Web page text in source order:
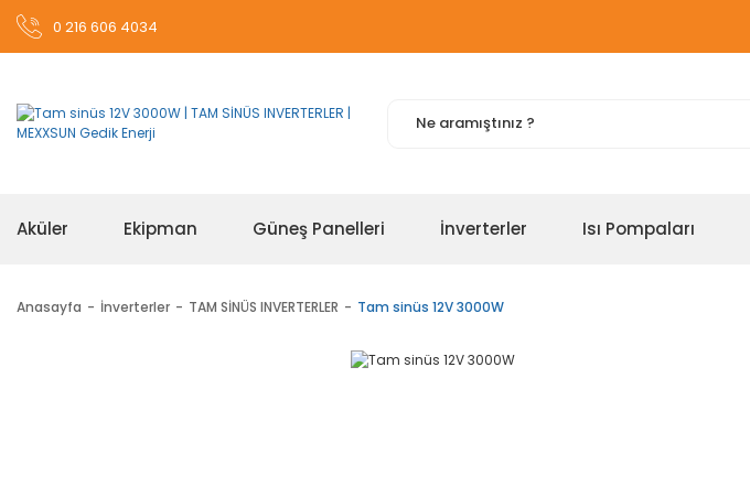
0 216 606 4034
Aküler Ekipman Güneş Panelleri İnverterler Isı Pompaları
Anasayfa İnverterler TAM SİNÜS INVERTERLER Tam sinüs 12V 3000W